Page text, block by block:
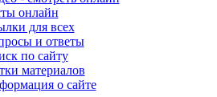
онлайн
для всех
и ответы
по сайту
материалов
о сайте